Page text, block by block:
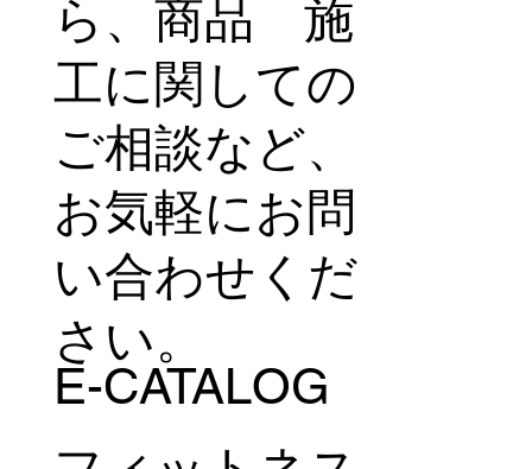
メディア出演
に関するお問
い合わせか
ら、商品 施
工に関しての
ご相談など、
お気軽にお問